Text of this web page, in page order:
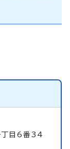
目6番34